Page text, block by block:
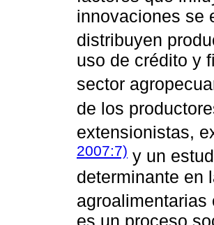
innovaciones se
distribuyen
uso de crédito y
sector
de los
extensionistas,
2007:7) y un
determinante en
agroalimentarias
es un proceso